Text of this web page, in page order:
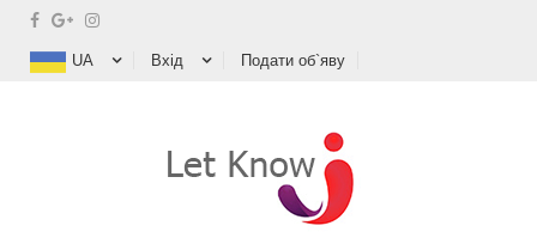
UA Вхід Подати об`яву